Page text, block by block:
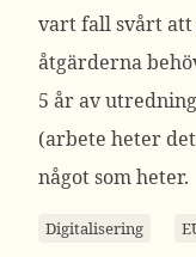
vart fall svårt att
åtgärderna
5 år av
(arbete heter
något som heter.
Digitalisering